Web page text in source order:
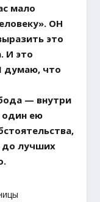
мало
ОН
это
И это
думаю, что
— внутри
один ею
до лучших